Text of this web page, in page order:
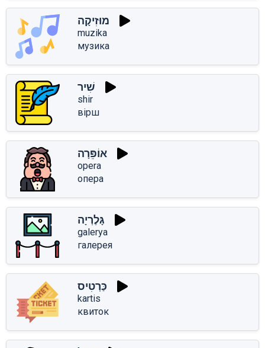
מוּזִיקָה
muzika
музика
שִׁיר
shir
вірш
אוֹפֵּרָה
opera
опера
גָּלֶרְיָה
galerya
галерея
כַּרְטִיס
kartis
квиток